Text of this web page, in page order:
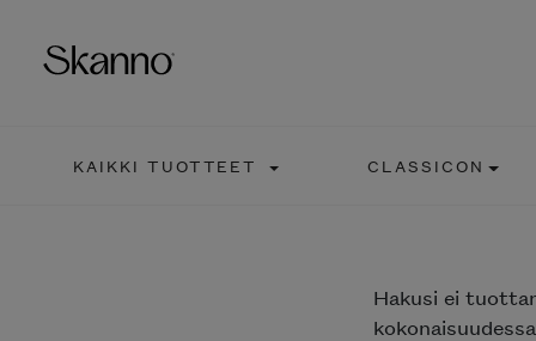
KAIKKI TUOTTEET CLASSICON
Hakusi ei